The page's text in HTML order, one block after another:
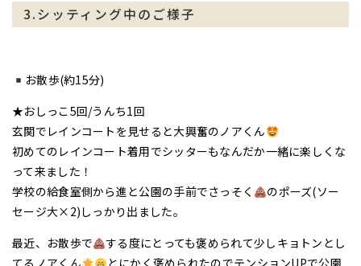
3.シッティング中のご様子
お散歩(約15分)
★おしっこ5回/うんち1回
玄関でレインコートを見せると大興奮のノアくん
初めてのレインコート着用でシッターもなんだか一緒に楽しくな
って来ました！
学校の給食室側から進と公園の手前でさっそく
のポーズ(ソー
セージ大×2)しっかり出ました。
最近、お散歩で
する度にとっても褒められて少しキョトンとし